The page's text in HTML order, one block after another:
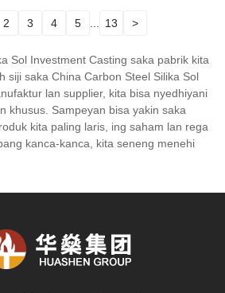
2 3 4 5 ... 13 >
Sol Investment Casting saka pabrik kita
siji saka China Carbon Steel Silika Sol
lan supplier, kita bisa nyedhiyani
khusus. Sampeyan bisa yakin saka
kita paling laris, ing saham lan rega
kanca-kanca, kita seneng menehi